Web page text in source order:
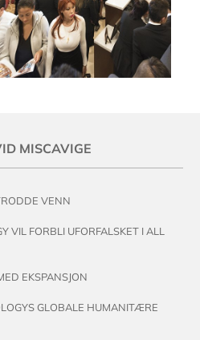
MISCAVIGE
VENN
VIL FORBLI UFORFALSKET I ALL
EKSPANSJON
GLOBALE HUMANITÆRE